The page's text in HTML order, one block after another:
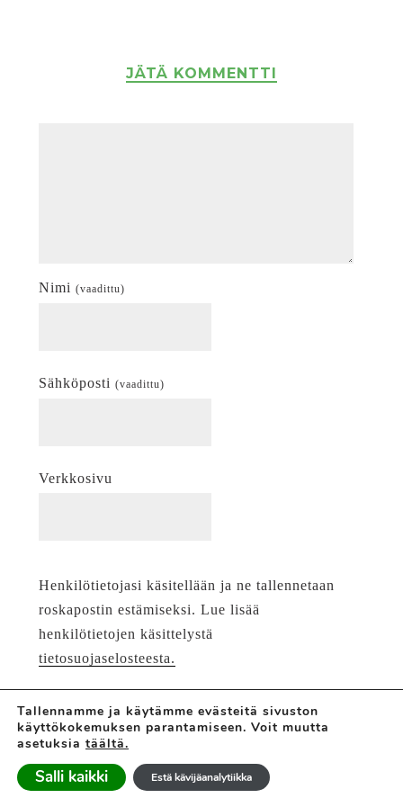
JÄTÄ KOMMENTTI
Nimi (vaadittu)
Sähköposti (vaadittu)
Verkkosivu
Henkilötietojasi käsitellään ja ne tallennetaan
roskapostin estämiseksi. Lue lisää
henkilötietojen käsittelystä
tietosuojaselosteesta.
Tallennamme ja käytämme evästeitä sivuston
käyttökokemuksen parantamiseen. Voit muutta
asetuksia täältä.
Salli kaikki Estä kävijäanalytiikka